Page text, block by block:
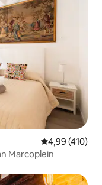
Gemiddelde
4,99 (410)
Marcoplein